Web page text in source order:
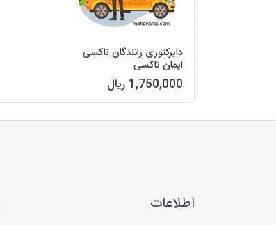
دایرکتوری رانندگان تاکسی
ایمان تاکسی
1,750,000 ریال
اطلاعات